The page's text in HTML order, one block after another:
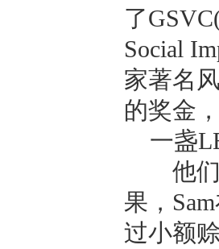
了
Social
家著名
的奖金
一盏
他们
果， Sam
过小额